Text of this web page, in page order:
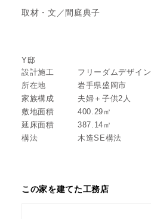
取材・文／間庭典子
Y邸
設計施工
フリーダムデザイン
所在地
岩手県盛岡市
家族構成
夫婦＋子供2人
敷地面積
400.29㎡
延床面積
387.14㎡
構法
木造SE構法
この家を建てた工務店